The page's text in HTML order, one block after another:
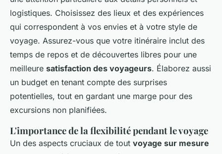
logistiques. Choisissez des lieux et des expériences
qui correspondent à vos envies et à votre style de
voyage. Assurez-vous que votre itinéraire inclut des
temps de repos et de découvertes libres pour une
meilleure satisfaction des voyageurs. Élaborez aussi
un budget en tenant compte des surprises
potentielles, tout en gardant une marge pour des
excursions non planifiées.
L'importance de la flexibilité pendant le voyage
Un des aspects cruciaux de tout voyage sur mesure